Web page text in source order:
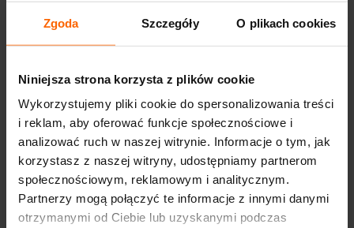
Zgoda Szczegóły O plikach cookies
Niniejsza strona korzysta z plików cookie
Wykorzystujemy pliki cookie do spersonalizowania treści
i reklam, aby oferować funkcje społecznościowe i
analizować ruch w naszej witrynie. Informacje o tym, jak
korzystasz z naszej witryny, udostępniamy partnerom
społecznościowym, reklamowym i analitycznym.
Partnerzy mogą połączyć te informacje z innymi danymi
otrzymanymi od Ciebie lub uzyskanymi podczas
DOSTAWA I PŁATNOŚĆ
PODOBNE PRODUKTY